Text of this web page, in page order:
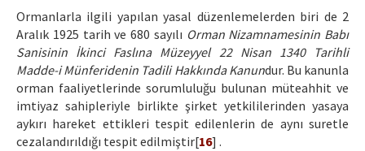
Ormanlarla ilgili yapılan yasal düzenlemelerden biri de 2
Aralık 1925 tarih ve 680 sayılı Orman Nizamnamesinin Babı
Sanisinin İkinci Faslına Müzeyyel 22 Nisan 1340 Tarihli
Madde-i Münferidenin Tadili Hakkında Kanundur. Bu kanunla
orman faaliyetlerinde sorumluluğu bulunan müteahhit ve
imtiyaz sahipleriyle birlikte şirket yetkililerinden yasaya
aykırı hareket ettikleri tespit edilenlerin de aynı suretle
cezalandırıldığı tespit edilmiştir[16] .